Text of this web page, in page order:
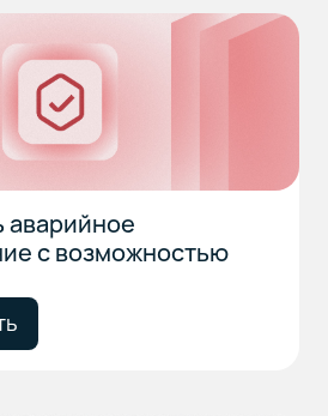
аварийное
с возможностью